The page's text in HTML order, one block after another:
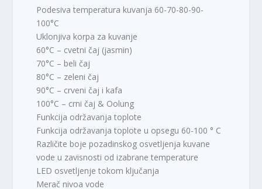
Podesiva temperatura kuvanja 60-70-80-90-
100°C
Uklonjiva korpa za kuvanje
60°C – cvetni čaj (jasmin)
70°C – beli čaj
80°C – zeleni čaj
90°C – crveni čaj i kafa
100°C – crni čaj & Oolung
Funkcija održavanja toplote
Funkcija održavanja toplote u opsegu 60-100 ° C
Različite boje pozadinskog osvetljenja kuvane
vode u zavisnosti od izabrane temperature
LED osvetljenje tokom ključanja
Merač nivoa vode